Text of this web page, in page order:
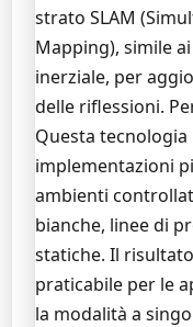
strato SLAM
Mapping), simile
inerziale, per
delle riflessioni.
Questa tecnologia
implementazioni
ambienti
bianche, linee di
statiche. Il
praticabile per le
la modalità a